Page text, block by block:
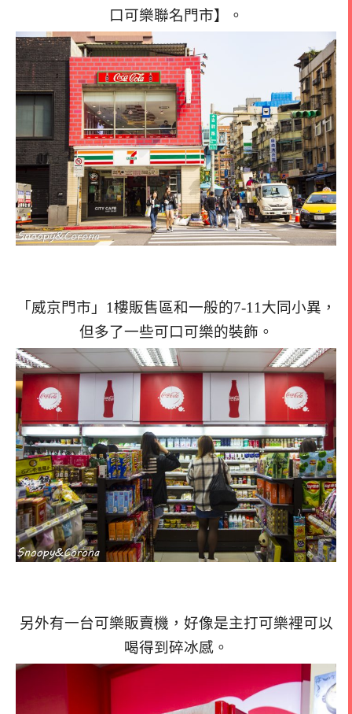
口可樂聯名門市】。
「威京門市」1樓販售區和一般的7-11大同小異，
但多了一些可口可樂的裝飾。
另外有一台可樂販賣機，好像是主打可樂裡可以
喝得到碎冰感。